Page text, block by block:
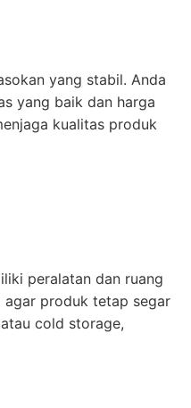
yang stabil. Anda
yang baik dan harga
kualitas produk
peralatan dan ruang
agar produk tetap segar
cold storage,